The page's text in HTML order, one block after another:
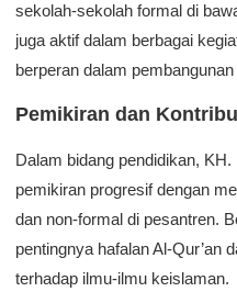
sekolah-sekolah formal di
juga aktif dalam berbagai
berperan dalam
Pemikiran dan
Dalam bidang pendidikan,
pemikiran progresif dengan
dan non-formal di pesantren.
pentingnya hafalan Al-Qur’an
terhadap ilmu-ilmu keislaman.